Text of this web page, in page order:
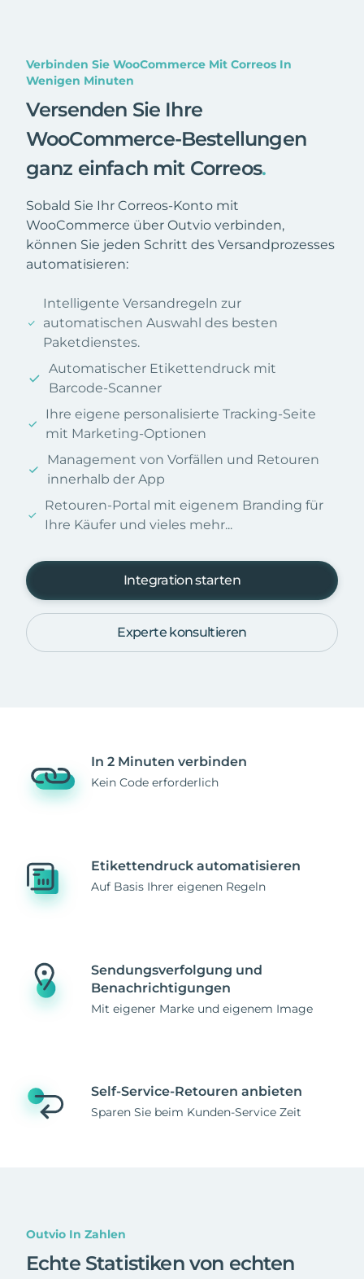
Verbinden Sie WooCommerce Mit Correos In
Wenigen Minuten
Versenden Sie Ihre
WooCommerce-Bestellungen
ganz einfach mit Correos.
Sobald Sie Ihr Correos-Konto mit
WooCommerce über Outvio verbinden,
können Sie jeden Schritt des Versandprozesses
automatisieren:
Intelligente Versandregeln zur
automatischen Auswahl des besten
Paketdienstes.
Automatischer Etikettendruck mit
Barcode-Scanner
Ihre eigene personalisierte Tracking-Seite
mit Marketing-Optionen
Management von Vorfällen und Retouren
innerhalb der App
Retouren-Portal mit eigenem Branding für
Ihre Käufer und vieles mehr...
Integration starten
Experte konsultieren
In 2 Minuten verbinden
Kein Code erforderlich
Etikettendruck automatisieren
Auf Basis Ihrer eigenen Regeln
Sendungsverfolgung und
Benachrichtigungen
Mit eigener Marke und eigenem Image
Self-Service-Retouren anbieten
Sparen Sie beim Kunden-Service Zeit
Outvio In Zahlen
Echte Statistiken von echten